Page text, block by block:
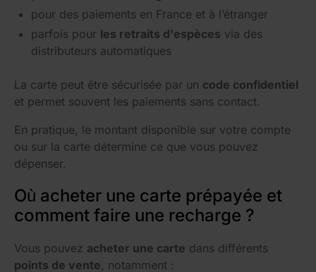
pour des paiements en France et à l’étranger
parfois pour les retraits d'espèces via des
distributeurs automatiques
La carte peut être sécurisée par un code confidentiel
et permet souvent les paiements sans contact.
En pratique, le montant disponible sur votre compte
ou sur la carte détermine ce que vous pouvez
dépenser.
Où acheter une carte prépayée et
comment faire une recharge ?
Vous pouvez acheter une carte dans différents
points de vente, notamment :